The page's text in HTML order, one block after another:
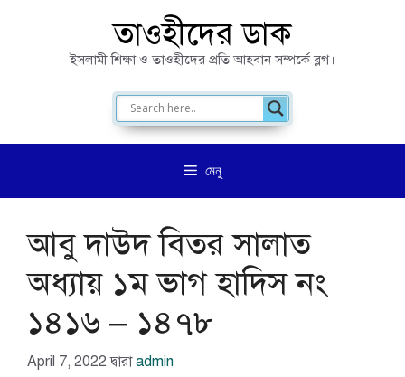
তাওহীদের ডাক
ইসলামী শিক্ষা ও তাওহীদের প্রতি আহবান সম্পর্কে ব্লগ।
মেনু
আবু দাউদ বিতর সালাত
অধ্যায় ১ম ভাগ হাদিস নং
১৪১৬ – ১৪৭৮
April 7, 2022 দ্বারাadmin